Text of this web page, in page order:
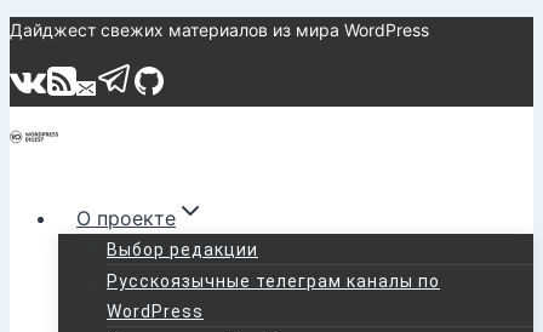
Перейти
содержимому
Дайджест свежих материалов из мира WordPress
О проекте
Выбор редакции
Русскоязычные телеграм каналы по
WordPress